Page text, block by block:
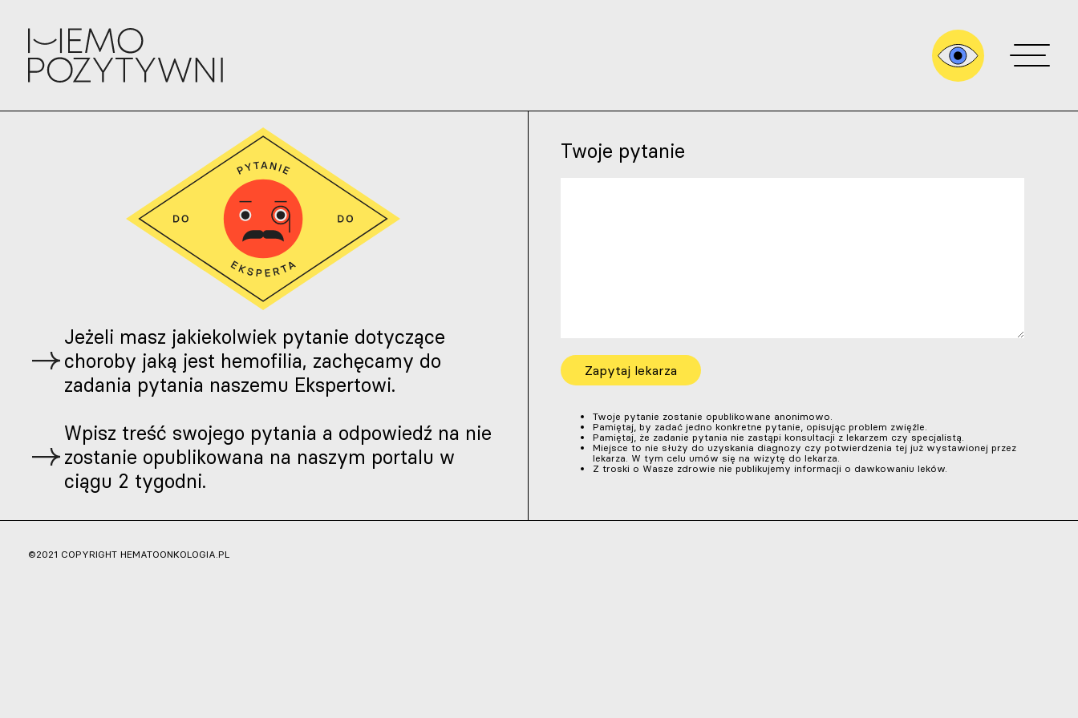
Jeżeli masz jakiekolwiek pytanie dotyczące
choroby jaką jest hemofilia, zachęcamy do
zadania pytania naszemu Ekspertowi.
Wpisz treść swojego pytania a odpowiedź na nie
zostanie opublikowana na naszym portalu w
ciągu 2 tygodni.
Twoje pytanie
Twoje pytanie zostanie opublikowane anonimowo.
Pamiętaj, by zadać jedno konkretne pytanie, opisując problem zwięźle.
Pamiętaj, że zadanie pytania nie zastąpi konsultacji z lekarzem czy specjalistą.
Miejsce to nie służy do uzyskania diagnozy czy potwierdzenia tej już wystawionej przez
lekarza. W tym celu umów się na wizytę do lekarza.
Z troski o Wasze zdrowie nie publikujemy informacji o dawkowaniu leków.
©2021 COPYRIGHT HEMATOONKOLOGIA.PL